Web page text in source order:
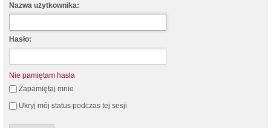
Nazwa użytkownika:
Hasło:
Nie pamiętam hasła
Zapamiętaj mnie
Ukryj mój status podczas tej sesji